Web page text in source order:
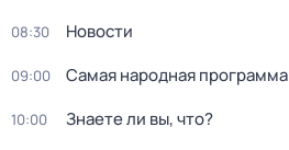
08:30 Новости
09:00 Самая народная программа
10:00 Знаете ли вы, что?